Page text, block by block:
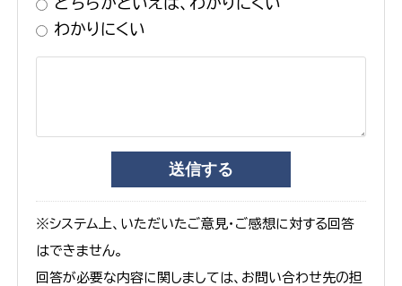
わかりにくい
※システム上、いただいたご意見・ご感想に対する回答
はできません。
回答が必要な内容に関しましては、お問い合わせ先の担